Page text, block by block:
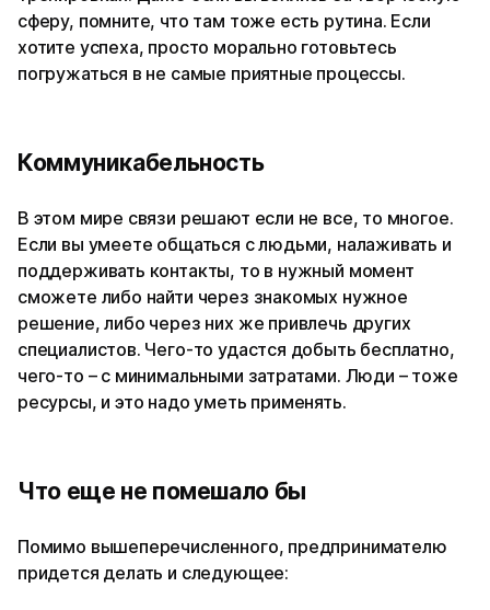
сферу, помните, что там тоже есть рутина. Если
хотите успеха, просто морально готовьтесь
погружаться в не самые приятные процессы.
Коммуникабельность
В этом мире связи решают если не все, то многое.
Если вы умеете общаться с людьми, налаживать и
поддерживать контакты, то в нужный момент
сможете либо найти через знакомых нужное
решение, либо через них же привлечь других
специалистов. Чего-то удастся добыть бесплатно,
чего-то – с минимальными затратами. Люди – тоже
ресурсы, и это надо уметь применять.
Что еще не помешало бы
Помимо вышеперечисленного, предпринимателю
придется делать и следующее: